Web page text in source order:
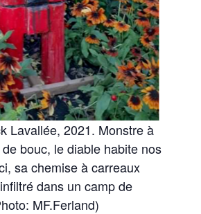
Lavallée, 2021. Monstre à
bouc, le diable habite nos
sa chemise à carreaux
dans un camp de
MF.Ferland)